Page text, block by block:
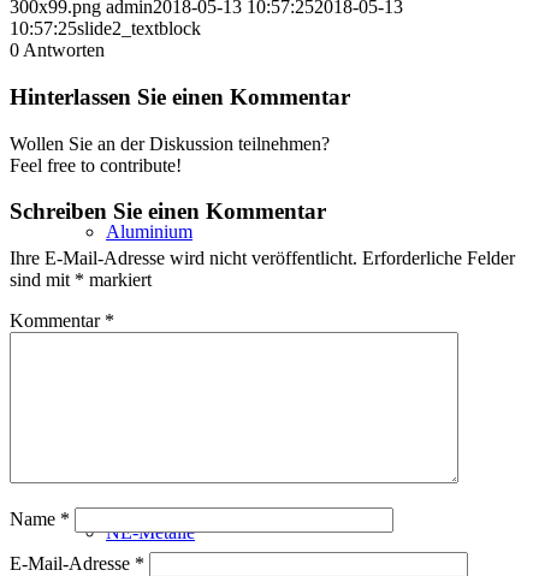
Aluminium
NE-Metalle
300x99.png admin2018-05-13 10:57:252018-05-13
10:57:25slide2_textblock
0 Antworten
Hinterlassen Sie einen Kommentar
Wollen Sie an der Diskussion teilnehmen?
Feel free to contribute!
Schreiben Sie einen Kommentar
Ihre E-Mail-Adresse wird nicht veröffentlicht. Erforderliche Felder
sind mit * markiert
Kommentar *
Name *
E-Mail-Adresse *